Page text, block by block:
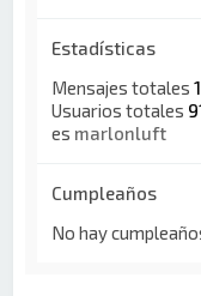
Estadísticas
Mensajes totales
Usuarios totales
es marlonluft
Cumpleaños
No hay